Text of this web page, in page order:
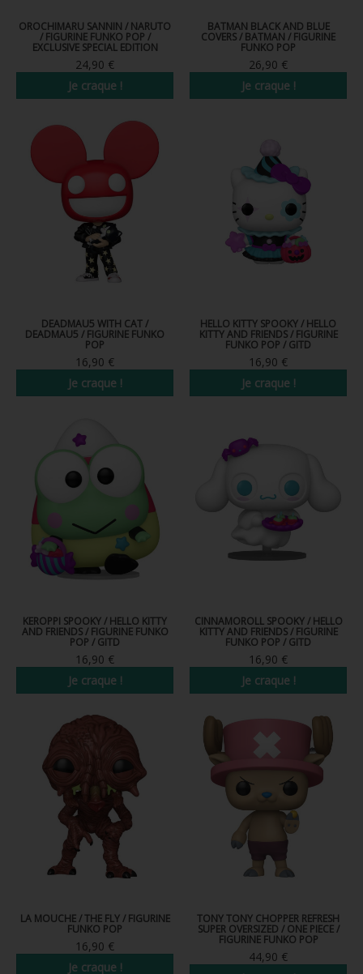
OROCHIMARU SANNIN / NARUTO
/ FIGURINE FUNKO POP /
EXCLUSIVE SPECIAL EDITION
24,90 €
Je craque !
BATMAN BLACK AND BLUE
COVERS / BATMAN / FIGURINE
FUNKO POP
26,90 €
Je craque !
Nouveau
DEADMAU5 WITH CAT /
DEADMAU5 / FIGURINE FUNKO
POP
16,90 €
Je craque !
HELLO KITTY SPOOKY / HELLO
KITTY AND FRIENDS / FIGURINE
FUNKO POP / GITD
16,90 €
Je craque !
KEROPPI SPOOKY / HELLO KITTY
AND FRIENDS / FIGURINE FUNKO
POP / GITD
16,90 €
Je craque !
CINNAMOROLL SPOOKY / HELLO
KITTY AND FRIENDS / FIGURINE
FUNKO POP / GITD
16,90 €
Je craque !
LA MOUCHE / THE FLY / FIGURINE
FUNKO POP
16,90 €
Je craque !
Nouveau
TONY TONY CHOPPER REFRESH
SUPER OVERSIZED / ONE PIECE /
FIGURINE FUNKO POP
44,90 €